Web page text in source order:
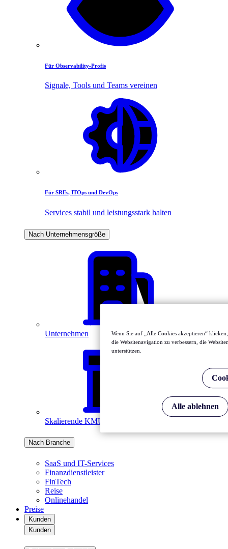
Für Observability-Profis
Signale, Tools und Teams vereinen
Für SREs, ITOps und DevOps
Services stabil und leistungsstark halten
Nach Unternehmensgröße
Unternehmen
Skalierende KMUs
Nach Branche
SaaS und IT-Services
Finanzdienstleister
FinTech
Reise
Onlinehandel
Preise
Kunden
Kunden
Wenn Sie auf „Alle Cookies akzeptieren“
die Websitenavigation zu verbessern, die
unterstützen.
Alle ablehnen